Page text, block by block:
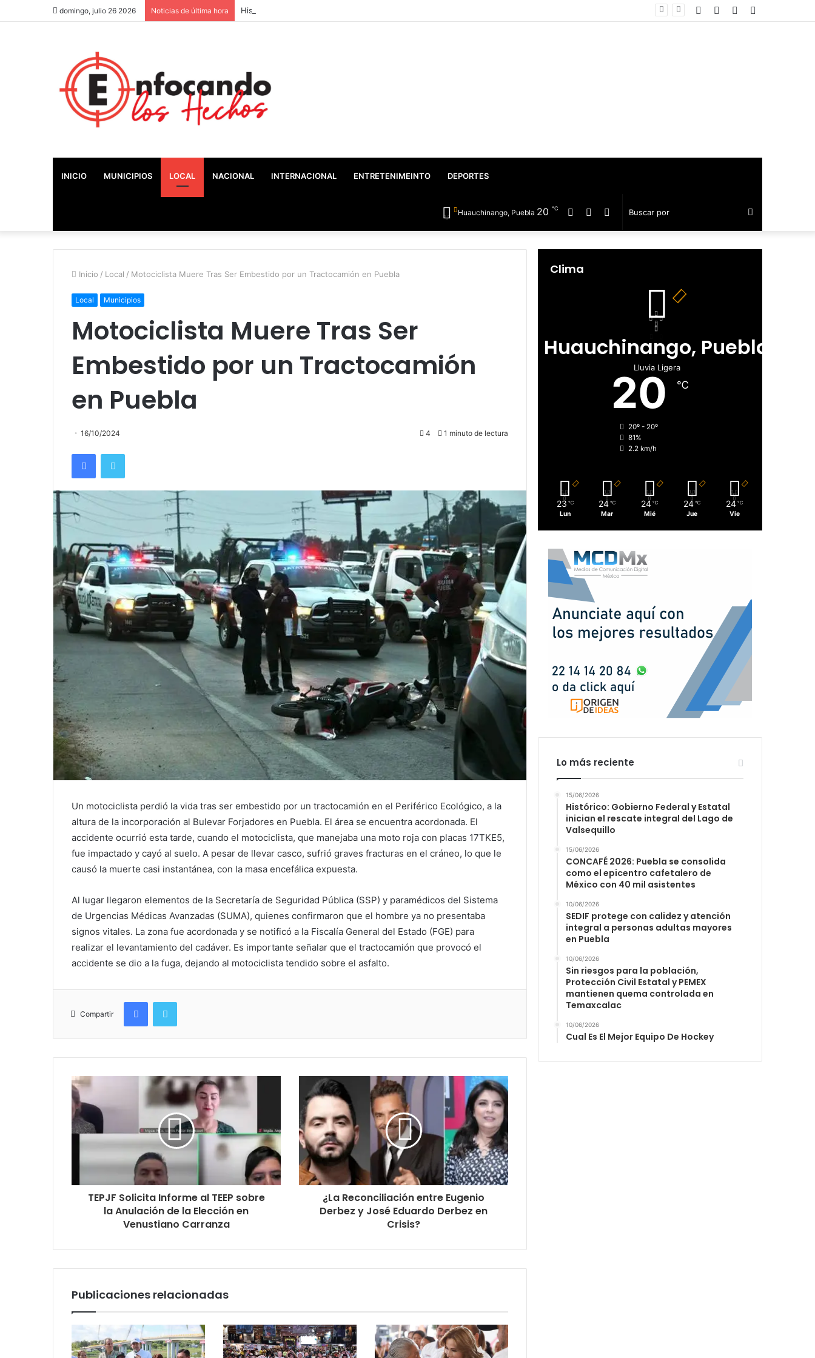
domingo, julio 26 2026 Noticias de última hora Histórico: Gobierno Federal y Estatal inician el rescate integral del Lago de Valsequillo Telegram
Twitter
Facebook
INICIO MUNICIPIOS LOCAL NACIONAL INTERNACIONAL ENTRETENIMEINTO DEPORTES
Buscar
por
Telegram
Twitter
Facebook
Huauchinango, Puebla 20 ℃
Inicio / Local / Motociclista Muere Tras Ser Embestido por un Tractocamión en Puebla
Local Municipios
Motociclista Muere Tras Ser
Embestido por un Tractocamión
en Puebla
16/10/2024 4 1 minuto de lectura
FacebookTwitter
Un motociclista perdió la vida tras ser embestido por un tractocamión en el Periférico Ecológico, a la
altura de la incorporación al Bulevar Forjadores en Puebla. El área se encuentra acordonada. El
accidente ocurrió esta tarde, cuando el motociclista, que manejaba una moto roja con placas 17TKE5,
fue impactado y cayó al suelo. A pesar de llevar casco, sufrió graves fracturas en el cráneo, lo que le
causó la muerte casi instantánea, con la masa encefálica expuesta.
Al lugar llegaron elementos de la Secretaría de Seguridad Pública (SSP) y paramédicos del Sistema
de Urgencias Médicas Avanzadas (SUMA), quienes confirmaron que el hombre ya no presentaba
signos vitales. La zona fue acordonada y se notificó a la Fiscalía General del Estado (FGE) para
realizar el levantamiento del cadáver. Es importante señalar que el tractocamión que provocó el
accidente se dio a la fuga, dejando al motociclista tendido sobre el asfalto.
Compartir
FacebookTwitter
TEPJF Solicita Informe al TEEP sobre
la Anulación de la Elección en
Venustiano Carranza
¿La Reconciliación entre Eugenio
Derbez y José Eduardo Derbez en
Crisis?
Publicaciones relacionadas
Clima
Huauchinango, Puebla
Lluvia Ligera
20 ℃
20º - 20º
81%
2.2 km/h
23 ℃
Lun
24 ℃
Mar
24 ℃
Mié
24 ℃
Jue
24 ℃
Vie
Lo más reciente
15/06/2026
Histórico: Gobierno Federal y Estatal
inician el rescate integral del Lago de
Valsequillo
15/06/2026
CONCAFÉ 2026: Puebla se consolida
como el epicentro cafetalero de
México con 40 mil asistentes
10/06/2026
SEDIF protege con calidez y atención
integral a personas adultas mayores
en Puebla
10/06/2026
Sin riesgos para la población,
Protección Civil Estatal y PEMEX
mantienen quema controlada en
Temaxcalac
10/06/2026
Cual Es El Mejor Equipo De Hockey